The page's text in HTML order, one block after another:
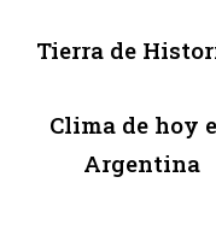
Tierra de
Clima de hoy
Argentina